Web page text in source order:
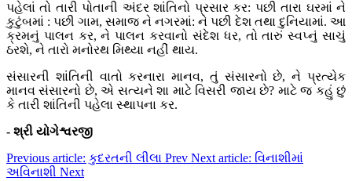
પહેલાં તો તારી પોતાની અંદર શાંતિનો પ્રસાર કર: પછી તારા ઘરમાં ને
કુટુંબમાં : પછી ગામ, સમાજ ને નગરમાં: ને પછી દેશ તથા દુનિયામાં. આ
ક્રમનું પાલન કર, ને પાલન કરવાનો સંદેશ ધર, તો તારું સ્વપ્નું સાચું
ઠરશે, ને તારો મનોરથ મિથ્યા નહીં થાય.
સંસારની શાંતિની વાતો કરનારા માનવ, તું સંસારનો છે, ને પ્રત્યેક
માનવ સંસારનો છે, એ સત્યને શા માટે વિસરી જાય છે? માટે જ કહું છું
કે તારી શાંતિની પહેલા સ્થાપના કર.
- શ્રી યોગેશ્વરજી
Previous article: કુદરતની લીલા Prev Next article: વિનાશીમાં
અવિનાશી Next